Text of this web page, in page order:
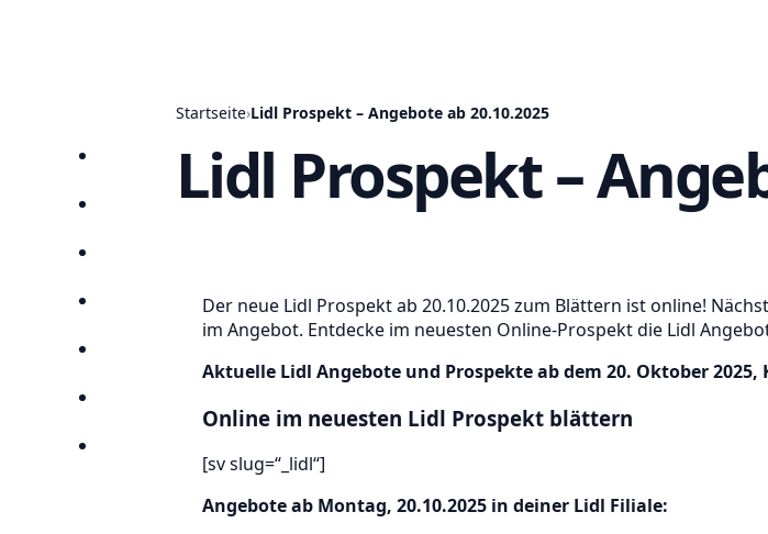
Lieblingsprospekte
Startseite›Lidl Prospekt – Angebote ab 20.10.2025
Lidl Prospekt –
Der neue Lidl Prospekt ab 20.10.2025 zum Blättern ist online!
im Angebot. Entdecke im neuesten Online-Prospekt die Lidl
Aktuelle Lidl Angebote und Prospekte ab dem 20. Oktober 2025,
Online im neuesten Lidl Prospekt blättern
[sv slug=“_lidl“]
Angebote ab Montag, 20.10.2025 in deiner Lidl Filiale: